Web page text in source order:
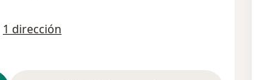
1 dirección